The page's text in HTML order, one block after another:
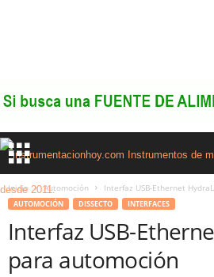
Inicio Automoción Interfaz USB-Ethernet
AUTOMOCIÓN DISSECTO INTERFACES
Interfaz USB-
para automoción